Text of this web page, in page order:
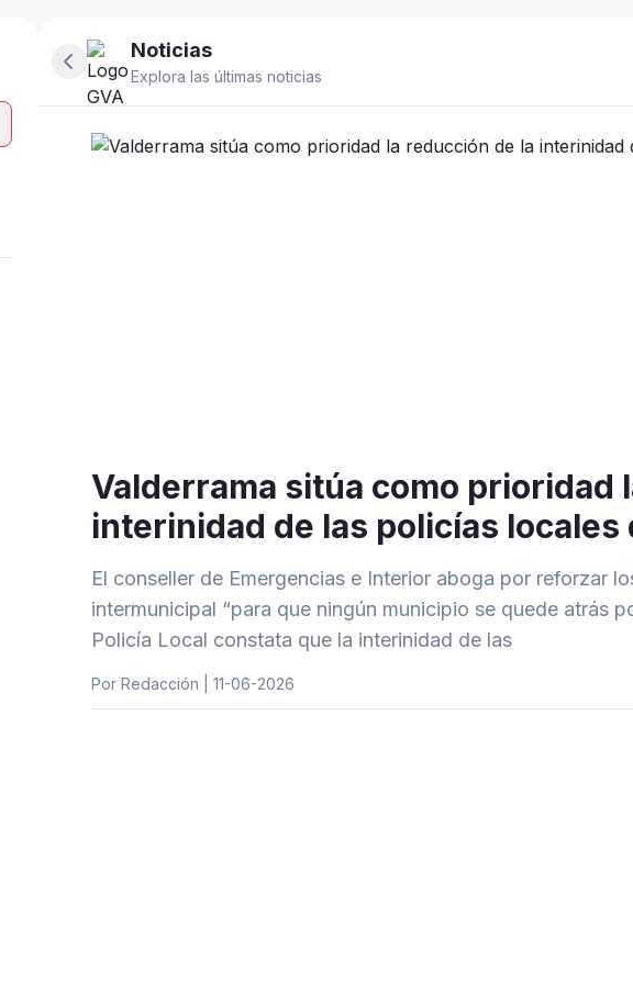
Ocultar panel lateral
Noticias
Explora las últimas noticias
Valderrama sitúa como prioridad
interinidad de las policías
El conseller de Emergencias e Interior aboga por reforzar
intermunicipal “para que ningún municipio se quede atrás
Policía Local constata que la interinidad de las
Por Redacción | 11-06-2026